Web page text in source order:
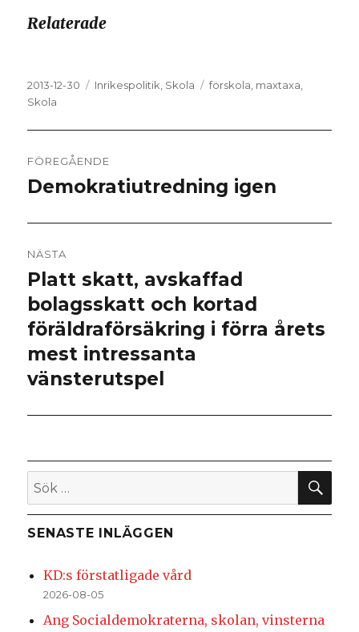
Relaterade
Postat
2013-12-30 Kategorier
Inrikespolitik Skola Taggar
förskola maxtaxa
Skola
FÖREGÅENDE
Föregående
Demokratiutredning igen
NÄSTA
Nästa
inlägg:
Platt skatt, avskaffad
bolagsskatt och kortad
föräldraförsäkring i förra årets
mest intressanta
vänsterutspel
Sök
efter:
SENASTE INLÄGGEN
KD:s förstatligade vård
2026-08-05
Ang Socialdemokraterna, skolan, vinsterna